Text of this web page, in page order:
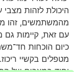
היכולת לזהות
מהמשתמשים, זהו
עם זאת, קיימות גם
כיום הוכחות
מטפלים בקשיי